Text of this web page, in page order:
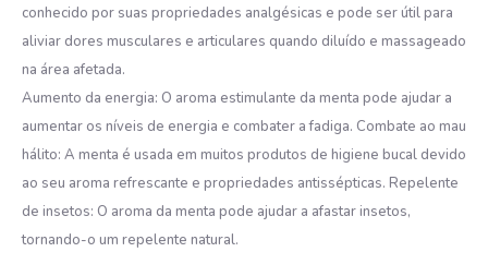
conhecido por suas propriedades analgésicas e pode ser útil para
aliviar dores musculares e articulares quando diluído e massageado
na área afetada.
Aumento da energia: O aroma estimulante da menta pode ajudar a
aumentar os níveis de energia e combater a fadiga. Combate ao mau
hálito: A menta é usada em muitos produtos de higiene bucal devido
ao seu aroma refrescante e propriedades antissépticas. Repelente
de insetos: O aroma da menta pode ajudar a afastar insetos,
tornando-o um repelente natural.